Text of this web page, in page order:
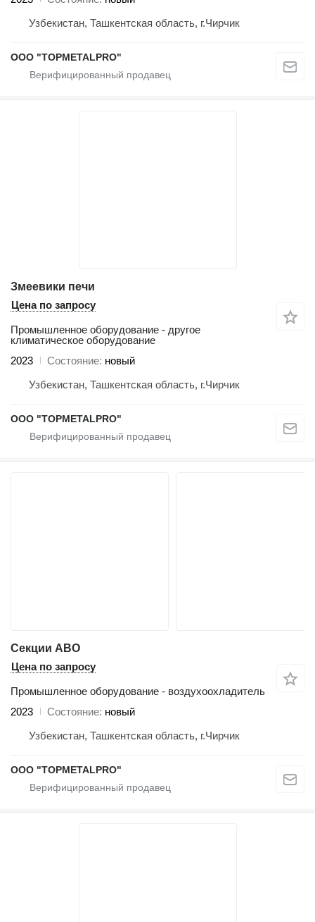
Узбекистан, Ташкентская область, г.Чирчик
ООО "TOPMETALPRO"
Змеевики печи
Цена по запросу
Промышленное оборудование - другое
климатическое оборудование
2023
Состояние новый
Узбекистан, Ташкентская область, г.Чирчик
ООО "TOPMETALPRO"
Секции АВО
Цена по запросу
Промышленное оборудование - воздухоохладитель
2023
Состояние новый
Узбекистан, Ташкентская область, г.Чирчик
ООО "TOPMETALPRO"